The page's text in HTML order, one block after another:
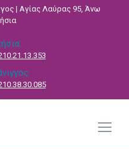
| Αγίας Λαύρας 95, Άνω